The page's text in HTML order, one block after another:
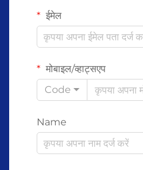
ईमेल
मोबाइल/व्हाट्सएप
Code
Name